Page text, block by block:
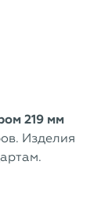
219 мм
Изделия